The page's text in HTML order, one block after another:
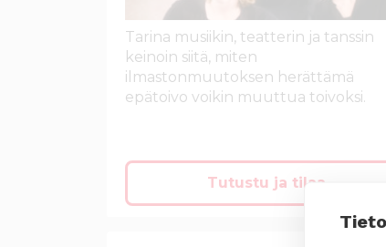
Tarina musiikin, teatterin ja tanssin
keinoin siitä, miten
ilmastonmuutoksen herättämä
epätoivo voikin muuttua toivoksi.
Tutustu ja tilaa